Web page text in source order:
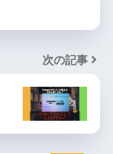
次の記事